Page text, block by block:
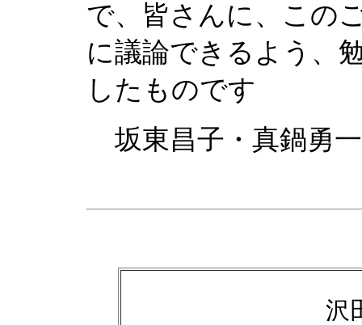
で、皆さんに、この
に議論できるよう、
したものです
坂東昌子・真鍋勇
沢